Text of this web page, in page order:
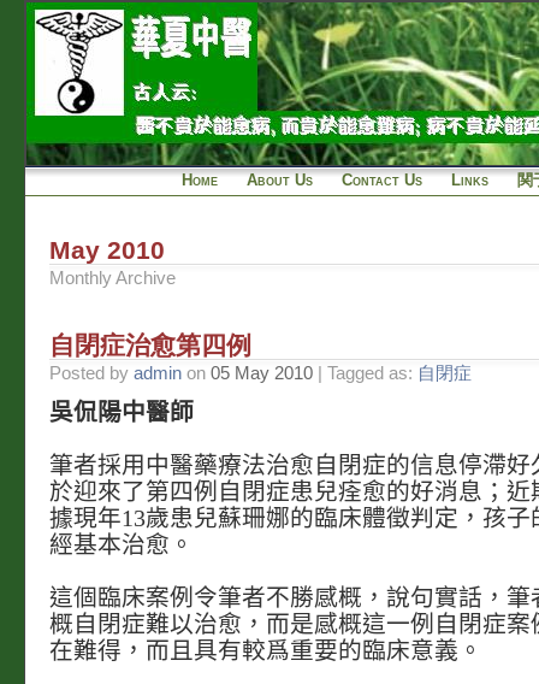
Home About Us Contact Us Links 関
May 2010
Monthly Archive
自閉症治愈第四例
Posted by admin on 05 May 2010 | Tagged as: 自閉症
吳侃陽中醫師
筆者採用中醫藥療法治愈自閉症的信息停滯好
於迎來了第四例自閉症患兒痊愈的好消息；近
據現年13歲患兒蘇珊娜的臨床體徵判定，孩子
經基本治愈。
這個臨床案例令筆者不勝感概，說句實話，筆
概自閉症難以治愈，而是感概這一例自閉症案
在難得，而且具有較爲重要的臨床意義。